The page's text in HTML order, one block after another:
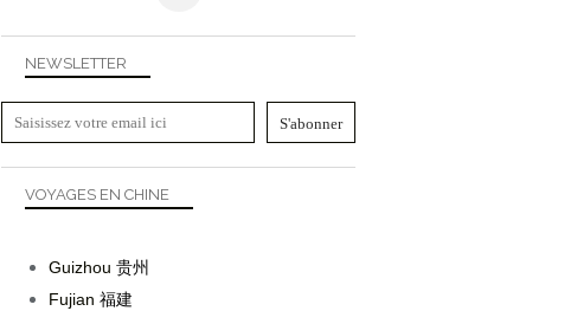
NEWSLETTER
VOYAGES EN CHINE
Guizhou 贵州
Fujian 福建